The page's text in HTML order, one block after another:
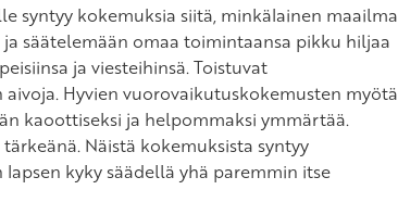
syntyy kokemuksia siitä, minkälainen maailma
säätelemään omaa toimintaansa pikku hiljaa
ja viesteihinsä. Toistuvat
Hyvien vuorovaikutuskokemusten myötä
kaoottiseksi ja helpommaksi ymmärtää.
Näistä kokemuksista syntyy
kyky säädellä yhä paremmin itse